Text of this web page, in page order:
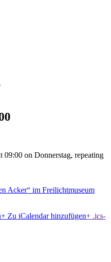
09:00 on Donnerstag, repeating
Acker“ im Freilichtmuseum
+ Zu iCalendar hinzufügen+ .ics-